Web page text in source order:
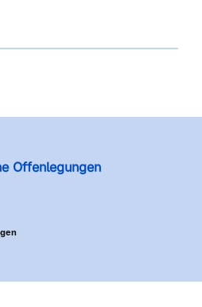
Offenlegungen